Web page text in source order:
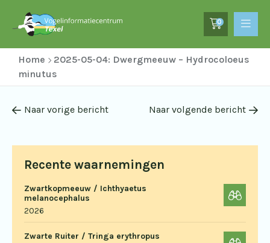
0
Home
2025-05-04: Dwergmeeuw – Hydrocoloeus
minutus
Recente waarnemingen
Zwartkopmeeuw / Ichthyaetus
melanocephalus
2026
Zwarte Ruiter / Tringa erythropus
Naar vorige bericht Naar volgende bericht